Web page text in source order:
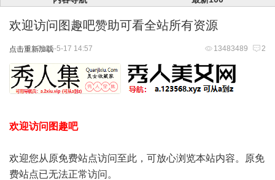
欢迎访问图趣吧赞助可看全站所有资源
点击重新加载 13483489 2
2025-5-17 14:57
欢迎访问图趣吧
欢迎您从原免费站点访问至此，可放心浏览本站内容。原免
费站点已无法正常访问。